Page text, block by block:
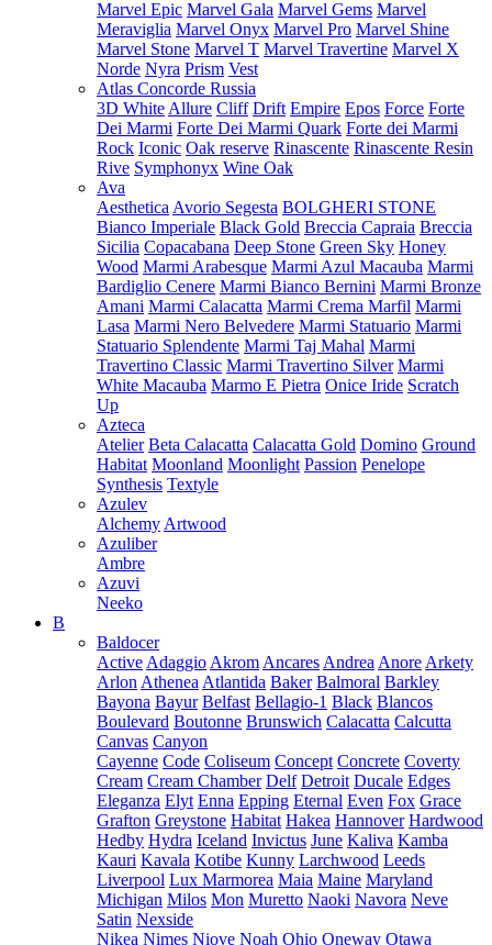
Marvel Epic Marvel Gala Marvel Gems Marvel
Meraviglia Marvel Onyx Marvel Pro Marvel Shine
Marvel Stone Marvel T Marvel Travertine Marvel X
Norde Nyra Prism Vest
Atlas Concorde Russia
3D White Allure Cliff Drift Empire Epos Force Forte
Dei Marmi Forte Dei Marmi Quark Forte dei Marmi
Rock Iconic Oak reserve Rinascente Rinascente Resin
Rive Symphonyx Wine Oak
Ava
Aesthetica Avorio Segesta BOLGHERI STONE
Bianco Imperiale Black Gold Breccia Capraia Breccia
Sicilia Copacabana Deep Stone Green Sky Honey
Wood Marmi Arabesque Marmi Azul Macauba Marmi
Bardiglio Cenere Marmi Bianco Bernini Marmi Bronze
Amani Marmi Calacatta Marmi Crema Marfil Marmi
Lasa Marmi Nero Belvedere Marmi Statuario Marmi
Statuario Splendente Marmi Taj Mahal Marmi
Travertino Classic Marmi Travertino Silver Marmi
White Macauba Marmo E Pietra Onice Iride Scratch
Up
Azteca
Atelier Beta Calacatta Calacatta Gold Domino Ground
Habitat Moonland Moonlight Passion Penelope
Synthesis Textyle
Azulev
Alchemy Artwood
Azuliber
Ambre
Azuvi
Neeko
B
Baldocer
Active Adaggio Akrom Ancares Andrea Anore Arkety
Arlon Athenea Atlantida Baker Balmoral Barkley
Bayona Bayur Belfast Bellagio-1 Black Blancos
Boulevard Boutonne Brunswich Calacatta Calcutta
Canvas Canyon
Cayenne Code Coliseum Concept Concrete Coverty
Cream Cream Chamber Delf Detroit Ducale Edges
Eleganza Elyt Enna Epping Eternal Even Fox Grace
Grafton Greystone Habitat Hakea Hannover Hardwood
Hedby Hydra Iceland Invictus June Kaliva Kamba
Kauri Kavala Kotibe Kunny Larchwood Leeds
Liverpool Lux Marmorea Maia Maine Maryland
Michigan Milos Mon Muretto Naoki Navora Neve
Satin Nexside
Nikea Nimes Niove Noah Ohio Oneway Otawa